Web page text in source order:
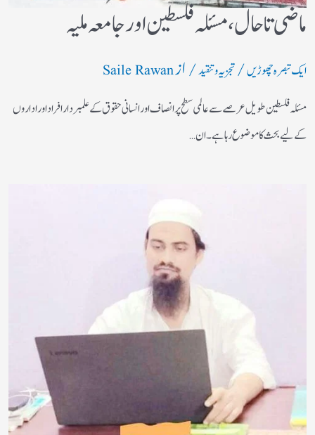
ماضی تا حال، مسئلہ فلسطین اور جامعہ ملیہ
ایک تبصرہ چھوڑیں/تجزیہ و تنقید/ ازSaile Rawan
مسئلہ فلسطین طویل عرصے سے عالمی سطح پر انصاف اور انسانی حقوق کے علمبردار افراد اور اداروں
کے لیے بحث کا موضوع رہا ہے۔ ان…